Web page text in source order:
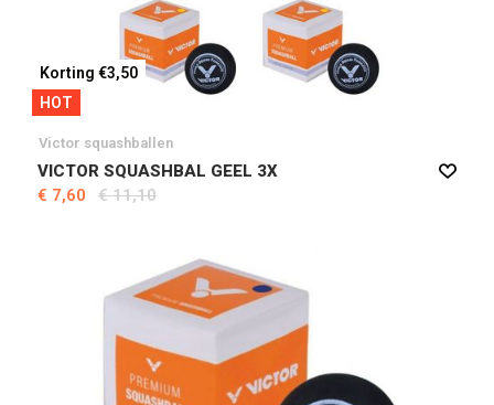
Korting €3,50
HOT
Victor squashballen
VICTOR SQUASHBAL GEEL 3X
€ 7,60
€ 11,10